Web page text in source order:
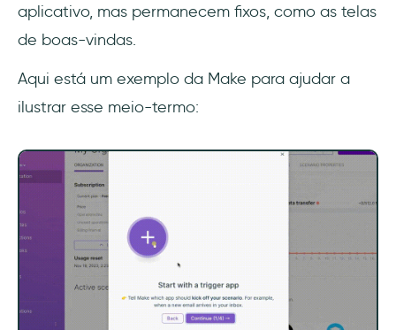
aplicativo, mas permanecem fixos, como as telas
de boas-vindas.
Aqui está um exemplo da Make para ajudar a
ilustrar esse meio-termo: